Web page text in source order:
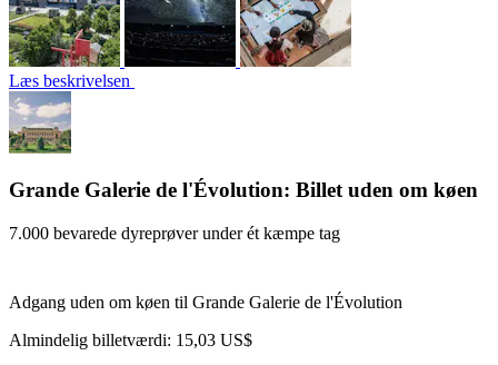
Læs beskrivelsen
Grande Galerie de l'Évolution: Billet uden om køen
7.000 bevarede dyreprøver under ét kæmpe tag
Adgang uden om køen til Grande Galerie de l'Évolution
Almindelig billetværdi: 15,03 US$